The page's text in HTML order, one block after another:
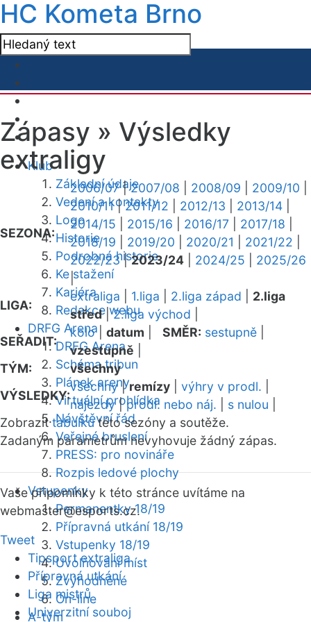
HC Kometa Brno
Klub
Základní údaje
Vedení a kontakty
Logo
Historie
Podrobná historie
Ke stažení
Kariéra
Redakce webu
DRFG Arena
DRFG Arena
Schéma tribun
Plánek areny
Virtuální prohlídka
Návštěvní řád
Veřejné bruslení
PRESS: pro novináře
Rozpis ledové plochy
Vstupenky
Permanentky 18/19
Přípravná utkání 18/19
Vstupenky 18/19
Uvolňování míst
Zvýhodněné
On-line
A-tým
Zápasy » Výsledky
extraligy
SEZONA:
2006/07|2007/08 2008/09 2009/10
2010/11|2011/12 2012/13 2013/14
2014/15
2015/16 2016/17 2017/18
2018/19
2019/20 2020/21 2021/22
2022/23|2023/24 2024/25
2025/26
|
LIGA:
extraliga 1.liga 2.liga západ
2.liga
střed|2.liga východ
SEŘADIT:
kolo| datum SMĚR: sestupně
vzestupně
TÝM:
všechny
VÝSLEDKY:
všechny|remízy výhry v prodl.
nájezdy|prodl. nebo náj. s nulou
Zobrazittabulkutéto sezóny a soutěže.
Zadaným parametrům nevyhovuje žádný zápas.
Vaše připomínky k této stránce uvítáme na
webmaster@esports.cz.
Tweet
Tipsport extraliga
Přípravná utkání
Liga mistrů
Univerzitní souboj